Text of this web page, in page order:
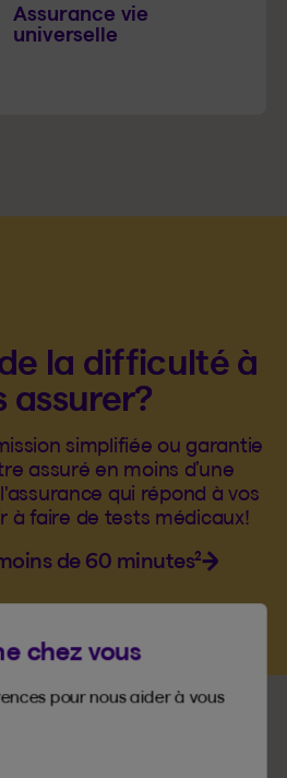
Assurance vie
universelle
la difficulté à
assurer?
simplifiée ou garantie
assuré en moins d’une
qui répond à vos
à faire de tests médicaux!
de 60 minutes²
chez vous
pour nous aider à vous